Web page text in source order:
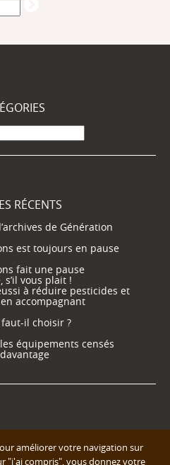
RÉCENTS
de Génération
est toujours en pause
fait une pause
s’il vous plait !
à réduire pesticides et
accompagnant
il choisir ?
équipements censés
améliorer votre navigation sur
"j'ai compris", vous donnez votre